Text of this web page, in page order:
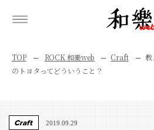
TOP ROCK 和樂web Craft
教
のトヨタってどういうこと？
Craft 2019.09.29